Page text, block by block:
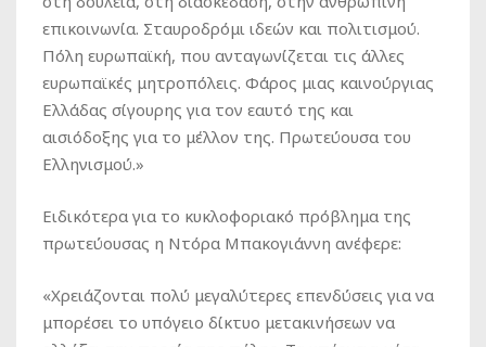
επικοινωνία. Σταυροδρόμι ιδεών και πολιτισμού.
Πόλη ευρωπαϊκή, που ανταγωνίζεται τις άλλες
ευρωπαϊκές μητροπόλεις. Φάρος μιας καινούργιας
Ελλάδας σίγουρης για τον εαυτό της και
αισιόδοξης για το μέλλον της. Πρωτεύουσα του
Ελληνισμού.»
Ειδικότερα για το κυκλοφοριακό πρόβλημα της
πρωτεύουσας η Ντόρα Μπακογιάννη ανέφερε:
«Χρειάζονται πολύ μεγαλύτερες επενδύσεις για να
μπορέσει το υπόγειο δίκτυο μετακινήσεων να